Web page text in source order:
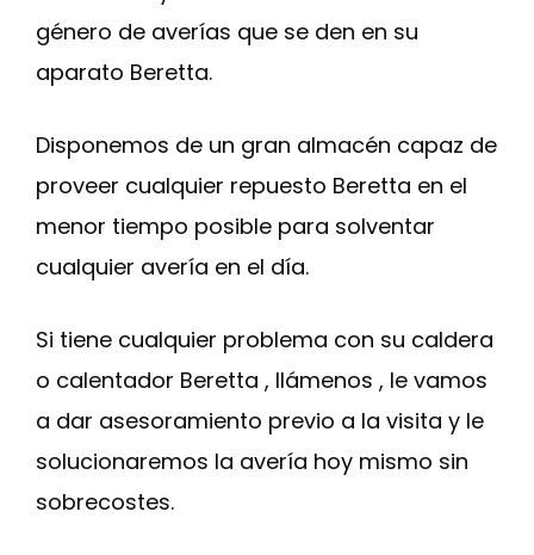
género de averías que se den en su
aparato Beretta.
Disponemos de un gran almacén capaz de
proveer cualquier repuesto Beretta en el
menor tiempo posible para solventar
cualquier avería en el día.
Si tiene cualquier problema con su caldera
o calentador Beretta , llámenos , le vamos
a dar asesoramiento previo a la visita y le
solucionaremos la avería hoy mismo sin
sobrecostes.